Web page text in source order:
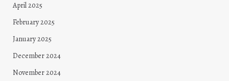
April 2025
February 2025
January 2025
December 2024
November 2024